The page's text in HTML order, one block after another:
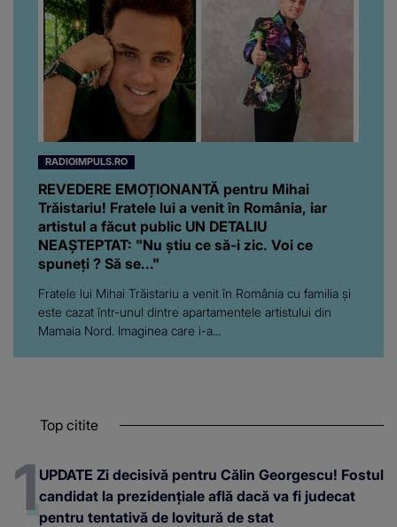
RADIOIMPULS.RO
REVEDERE EMOȚIONANTĂ pentru Mihai
Trăistariu! Fratele lui a venit în România, iar
artistul a făcut public UN DETALIU
NEAȘTEPTAT: "Nu știu ce să-i zic. Voi ce
spuneți ? Să se..."
Fratele lui Mihai Trăistariu a venit în România cu familia și
este cazat într-unul dintre apartamentele artistului din
Mamaia Nord. Imaginea care i-a...
Top citite
UPDATE Zi decisivă pentru Călin Georgescu! Fostul
candidat la prezidențiale află dacă va fi judecat
pentru tentativă de lovitură de stat